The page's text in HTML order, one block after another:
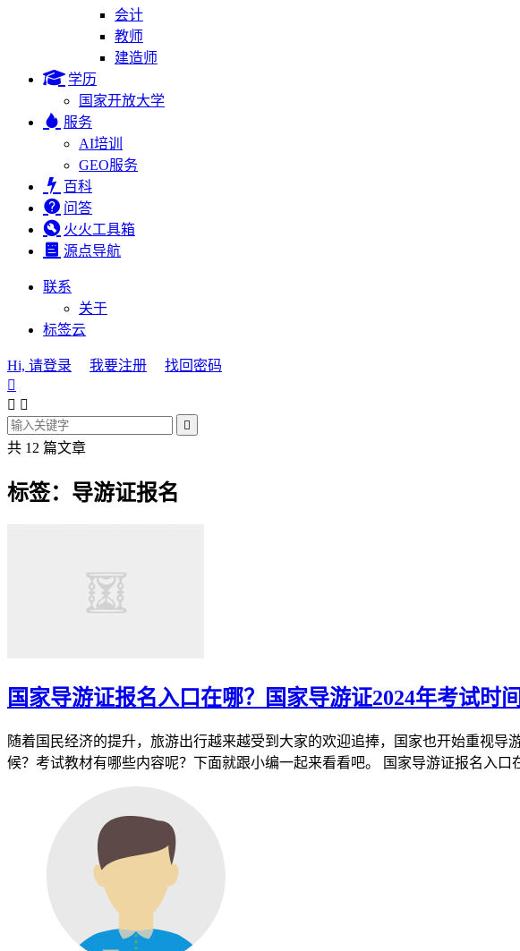
会计
教师
建造师
学历
国家开放大学
服务
AI培训
GEO服务
百科
问答
火火工具箱
源点导航
联系
关于
标签云
Hi, 请登录 我要注册
找回密码

 

共 12 篇文章
标签：导游证报名
国家导游证报名入口在哪？国家导游证2024年考试时
随着国民经济的提升，旅游出行越来越受到大家的欢迎追捧，国家也开始重视
候？考试教材有哪些内容呢？下面就跟小编一起来看看吧。 国家导游证报名入口